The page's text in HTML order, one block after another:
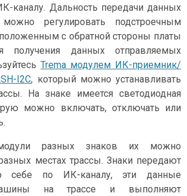
каналу. Дальность передачи данных
регулировать подстроечным
с обратной стороны платы
получения данных отправляемых
Trema модулем ИК-приемник/
I2C, который можно устанавливать
На знаке имеется светодиодная
можно включать, отключать или
разных знаков их можно
местах трассы. Знаки передают
себе по ИК-каналу, эти данные
на трассе и выполняют